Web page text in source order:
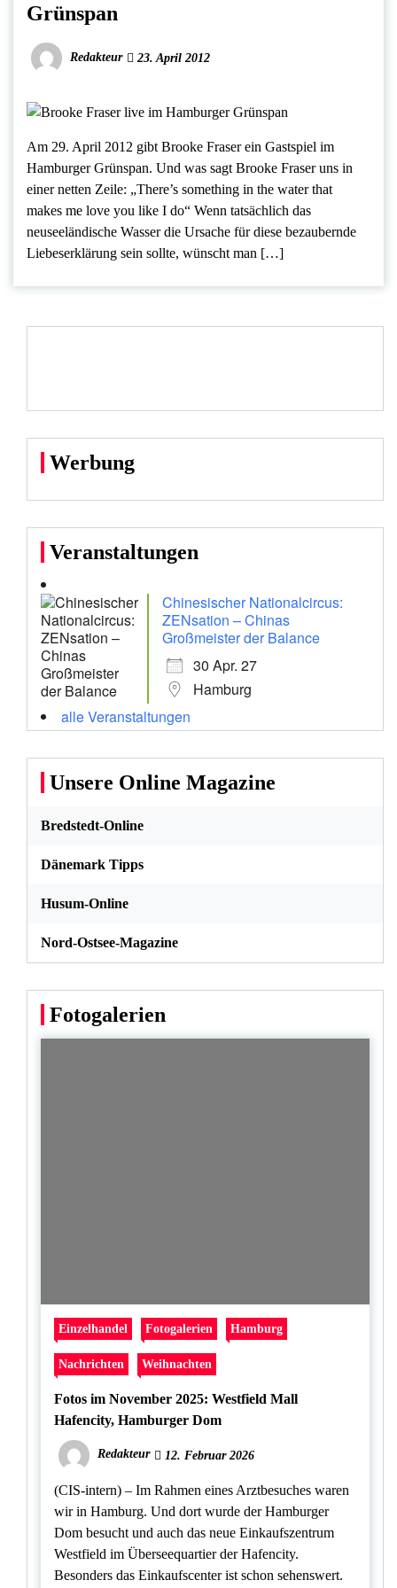
Grünspan
Redakteur 23. April 2012
Am 29. April 2012 gibt Brooke Fraser ein Gastspiel im
Hamburger Grünspan. Und was sagt Brooke Fraser uns in
einer netten Zeile: „There’s something in the water that
makes me love you like I do“ Wenn tatsächlich das
neuseeländische Wasser die Ursache für diese bezaubernde
Liebeserklärung sein sollte, wünscht man […]
Werbung
Veranstaltungen
Chinesischer Nationalcircus:
ZENsation – Chinas
Großmeister der Balance
30 Apr. 27
Hamburg
alle Veranstaltungen
Unsere Online Magazine
Bredstedt-Online
Dänemark Tipps
Husum-Online
Nord-Ostsee-Magazine
Fotogalerien
Einzelhandel Fotogalerien Hamburg
Nachrichten Weihnachten
Fotos im November 2025: Westfield Mall
Hafencity, Hamburger Dom
Redakteur 12. Februar 2026
(CIS-intern) – Im Rahmen eines Arztbesuches waren
wir in Hamburg. Und dort wurde der Hamburger
Dom besucht und auch das neue Einkaufszentrum
Westfield im Überseequartier der Hafencity.
Besonders das Einkaufscenter ist schon sehenswert.